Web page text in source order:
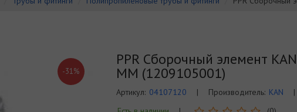
-31%
PPR Сборочный элемент
ММ (1209105001)
Артикул: 04107120 | Производитель: KAN
|